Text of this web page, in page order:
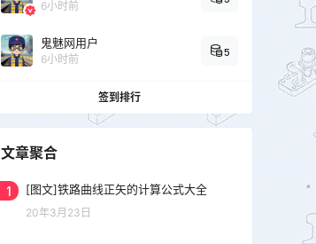
6小时前
鬼魅网用户
6小时前
5
签到排行
文章聚合
1 [图文]铁路曲线正矢的计算公式大全
20年3月23日